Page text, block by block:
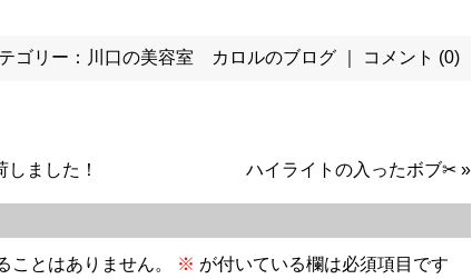
ゴリー： 川口の美容室 カロルのブログ コメント (0)
ました！ ハイライトの入ったボブ✂ »
ことはありません。 ※ が付いている欄は必須項目です